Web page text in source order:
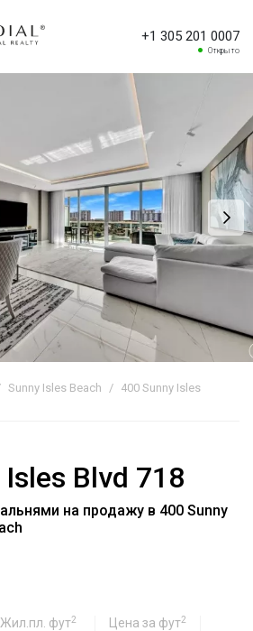
+1 305 201 0007
Открыто
Sunny Isles Beach
400 Sunny Isles
Blvd 718
на продажу в 400 Sunny
Жил.пл. фут2 Цена за фут2